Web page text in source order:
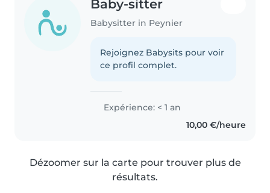
Baby-sitter
Babysitter in Peynier
Rejoignez Babysits pour voir
ce profil complet.
Expérience: < 1 an
10,00 €/heure
Dézoomer sur la carte pour trouver plus de
résultats.